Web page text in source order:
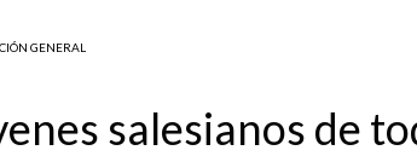
GENERAL
salesianos de